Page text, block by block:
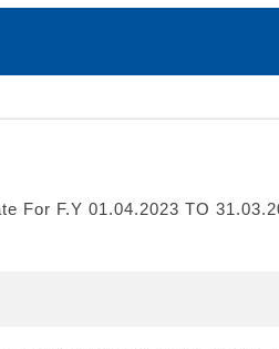
For F.Y 01.04.2023 TO